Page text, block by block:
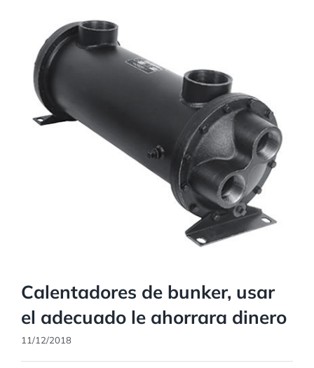
Calentadores de bunker, usar
el adecuado le ahorrara dinero
11/12/2018